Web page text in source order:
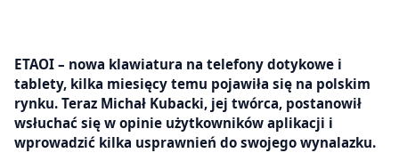
ETAOI – nowa klawiatura na telefony dotykowe i
tablety, kilka miesięcy temu pojawiła się na polskim
rynku. Teraz Michał Kubacki, jej twórca, postanowił
wsłuchać się w opinie użytkowników aplikacji i
wprowadzić kilka usprawnień do swojego wynalazku.